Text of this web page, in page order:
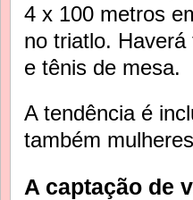
4 x 100 metros
no triatlo.
e tênis de mesa.
A tendência é
também
A captação de